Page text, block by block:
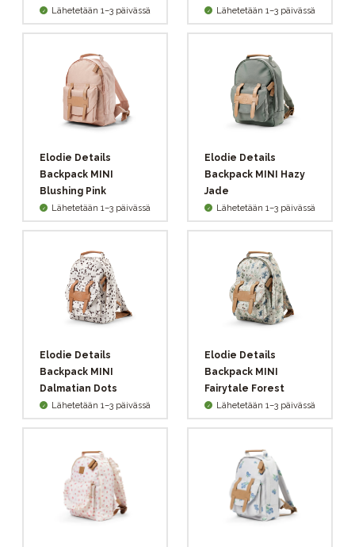
Lähetetään 1–3 päivässä Lähetetään 1–3 päivässä
Elodie Details
Backpack MINI
Blushing Pink
Lähetetään 1–3 päivässä
Elodie Details
Backpack MINI Hazy
Jade
Lähetetään 1–3 päivässä
Elodie Details
Backpack MINI
Dalmatian Dots
Lähetetään 1–3 päivässä
Elodie Details
Backpack MINI
Fairytale Forest
Lähetetään 1–3 päivässä